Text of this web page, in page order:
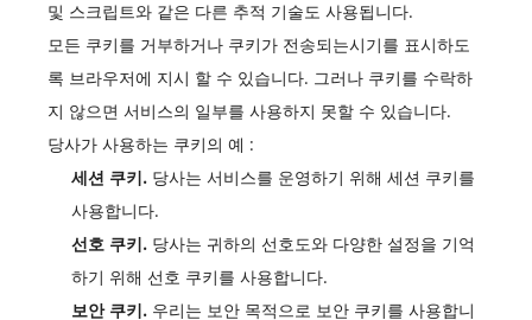
및 스크립트와 같은 다른 추적 기술도 사용됩니다.
모든 쿠키를 거부하거나 쿠키가 전송되는시기를 표시하도
록 브라우저에 지시 할 수 있습니다. 그러나 쿠키를 수락하
지 않으면 서비스의 일부를 사용하지 못할 수 있습니다.
당사가 사용하는 쿠키의 예 :
세션 쿠키. 당사는 서비스를 운영하기 위해 세션 쿠키를
사용합니다.
선호 쿠키. 당사는 귀하의 선호도와 다양한 설정을 기억
하기 위해 선호 쿠키를 사용합니다.
보안 쿠키. 우리는 보안 목적으로 보안 쿠키를 사용합니